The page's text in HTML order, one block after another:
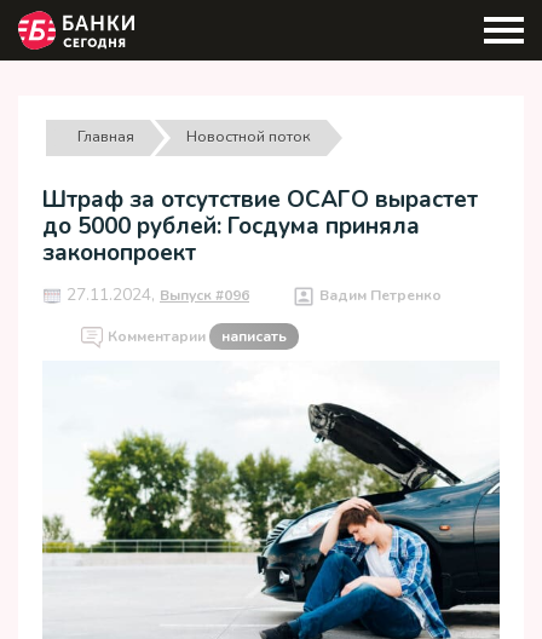
Главная Новостной поток
Штраф за отсутствие ОСАГО вырастет
до 5000 рублей: Госдума приняла
законопроект
27.11.2024, Выпуск #096 Вадим Петренко
Комментарии написать